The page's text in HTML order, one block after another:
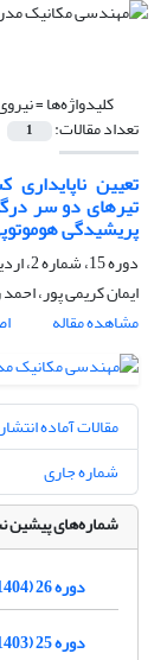
کلیدواژه‌ها =
تعداد مقالات: 1
تعیین
تیرهای دو سر
پریشیدگی
دوره 15، شماره 2، اردیبهشت 1394، صفحه
ایمان کریمی پور،
مشاهده مقاله
مقالات آماده انتشار
شماره جاری
شماره‌های پیشین
دوره 26 (1404-1405)
دوره 25 (1403-1404)